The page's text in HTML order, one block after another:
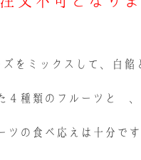
をミックスして、白餡
４種類のフルーツと
の食べ応えは十分です